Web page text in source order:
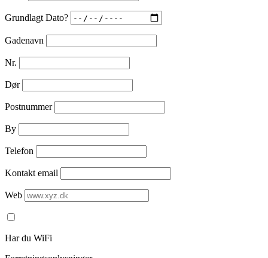
Grundlagt Dato?
Gadenavn
Nr.
Dør
Postnummer
By
Telefon
Kontakt email
Web
Har du WiFi